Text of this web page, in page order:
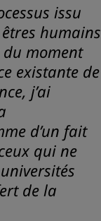
issu
humains
moment
existante de
j’ai
d’un fait
qui ne
de la